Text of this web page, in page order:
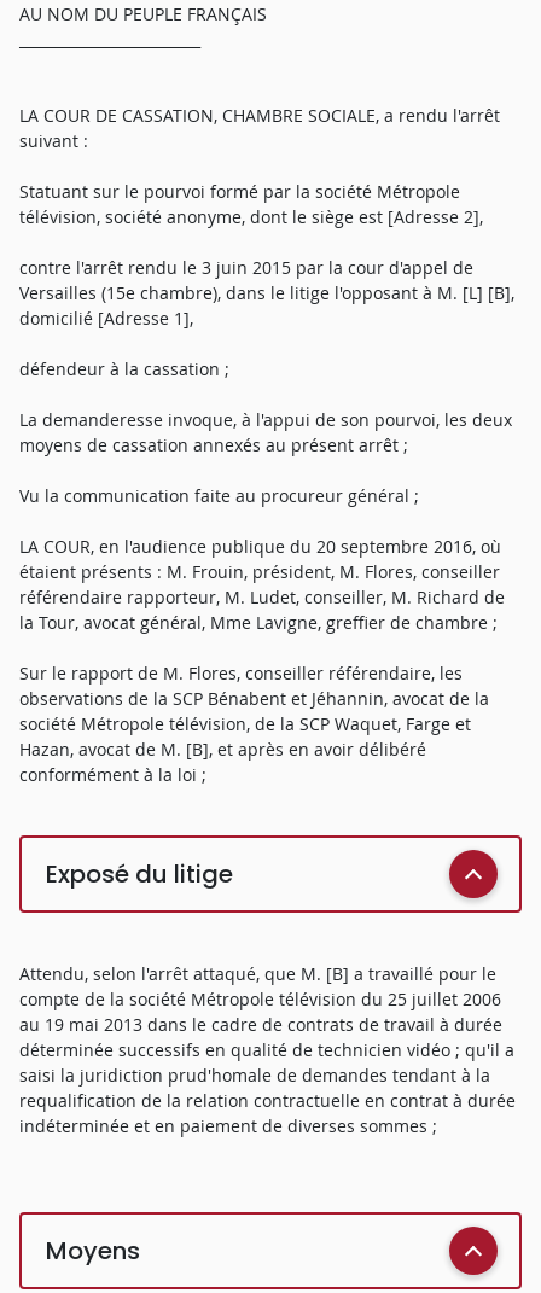
AU NOM DU PEUPLE FRANÇAIS
LA COUR DE CASSATION, CHAMBRE SOCIALE, a rendu l'arrêt
suivant :
Statuant sur le pourvoi formé par la société Métropole
télévision, société anonyme, dont le siège est [Adresse 2],
contre l'arrêt rendu le 3 juin 2015 par la cour d'appel de
Versailles (15e chambre), dans le litige l'opposant à M. [L] [B],
domicilié [Adresse 1],
défendeur à la cassation ;
La demanderesse invoque, à l'appui de son pourvoi, les deux
moyens de cassation annexés au présent arrêt ;
Vu la communication faite au procureur général ;
LA COUR, en l'audience publique du 20 septembre 2016, où
étaient présents : M. Frouin, président, M. Flores, conseiller
référendaire rapporteur, M. Ludet, conseiller, M. Richard de
la Tour, avocat général, Mme Lavigne, greffier de chambre ;
Sur le rapport de M. Flores, conseiller référendaire, les
observations de la SCP Bénabent et Jéhannin, avocat de la
société Métropole télévision, de la SCP Waquet, Farge et
Hazan, avocat de M. [B], et après en avoir délibéré
conformément à la loi ;
Exposé du litige
Attendu, selon l'arrêt attaqué, que M. [B] a travaillé pour le
compte de la société Métropole télévision du 25 juillet 2006
au 19 mai 2013 dans le cadre de contrats de travail à durée
déterminée successifs en qualité de technicien vidéo ; qu'il a
saisi la juridiction prud'homale de demandes tendant à la
requalification de la relation contractuelle en contrat à durée
indéterminée et en paiement de diverses sommes ;
Moyens